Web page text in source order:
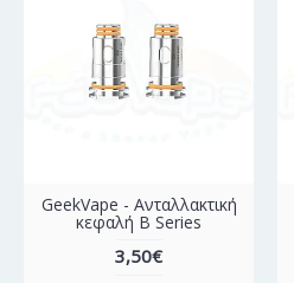
GeekVape - Ανταλλακτική
κεφαλή B Series
3,50€